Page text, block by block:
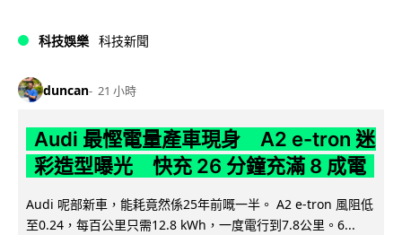
科技娛樂 科技新聞
duncan 21 小時
Audi 最慳電量產車現身 A2 e-tron 迷
彩造型曝光 快充 26 分鐘充滿 8 成電
Audi 呢部新車，能耗竟然係25年前嘅一半。 A2 e-tron 風阻低
至0.24，每百公里只需12.8 kWh，一度電行到7.8公里。6...